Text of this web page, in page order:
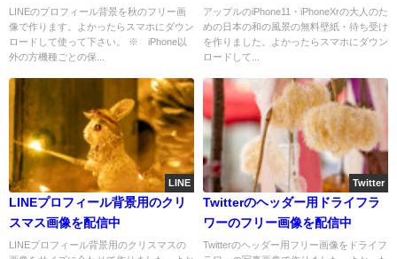
LINEのプロフィール背景を秋のフリー画
像で作ります。よかったらスマホにダウン
ロードして使って下さい。 ※ iPhone以
外の方機種ごとの保...
アップルのiPhone11・iPhoneXrの大人のた
めの日本の和の風景の無料壁紙・待ち受け
を作りました。よかったらスマホにダウン
ロードして...
LINE
LINEプロフィール背景用のクリ
スマス画像を配信中
LINEプロフィール背景用のクリスマスの
Twitter
Twitterのヘッダー用ドライフラ
ワーのフリー画像を配信中
Twitterのヘッダー用フリー画像をドライフ